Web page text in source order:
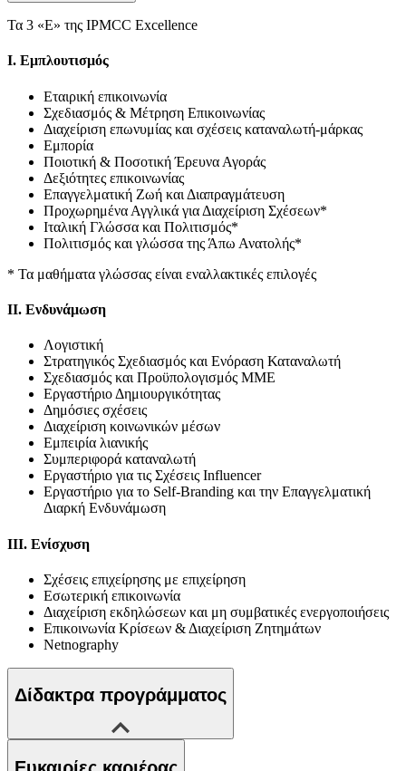
Τα 3 «Ε» της IPMCC Excellence
Ι. Εμπλουτισμός
Εταιρική επικοινωνία
Σχεδιασμός & Μέτρηση Επικοινωνίας
Διαχείριση επωνυμίας και σχέσεις καταναλωτή-μάρκας
Εμπορία
Ποιοτική & Ποσοτική Έρευνα Αγοράς
Δεξιότητες επικοινωνίας
Επαγγελματική Ζωή και Διαπραγμάτευση
Προχωρημένα Αγγλικά για Διαχείριση Σχέσεων*
Ιταλική Γλώσσα και Πολιτισμός*
Πολιτισμός και γλώσσα της Άπω Ανατολής*
* Τα μαθήματα γλώσσας είναι εναλλακτικές επιλογές
II. Ενδυνάμωση
Λογιστική
Στρατηγικός Σχεδιασμός και Ενόραση Καταναλωτή
Σχεδιασμός και Προϋπολογισμός ΜΜΕ
Εργαστήριο Δημιουργικότητας
Δημόσιες σχέσεις
Διαχείριση κοινωνικών μέσων
Εμπειρία λιανικής
Συμπεριφορά καταναλωτή
Εργαστήριο για τις Σχέσεις Influencer
Εργαστήριο για το Self-Branding και την Επαγγελματική
Διαρκή Ενδυνάμωση
III. Ενίσχυση
Σχέσεις επιχείρησης με επιχείρηση
Εσωτερική επικοινωνία
Διαχείριση εκδηλώσεων και μη συμβατικές ενεργοποιήσεις
Επικοινωνία Κρίσεων & Διαχείριση Ζητημάτων
Netnography
Δίδακτρα προγράμματος
Ευκαιρίες καριέρας